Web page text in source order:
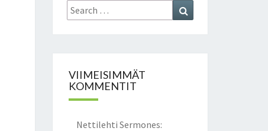
Search
for:
VIIMEISIMMÄT
KOMMENTIT
Nettilehti Sermones: